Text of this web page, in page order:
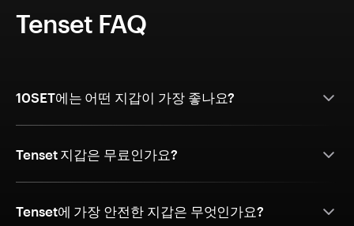
Tenset FAQ
10SET에는 어떤 지갑이 가장 좋나요?
Tenset 지갑은 무료인가요?
Tenset에 가장 안전한 지갑은 무엇인가요?